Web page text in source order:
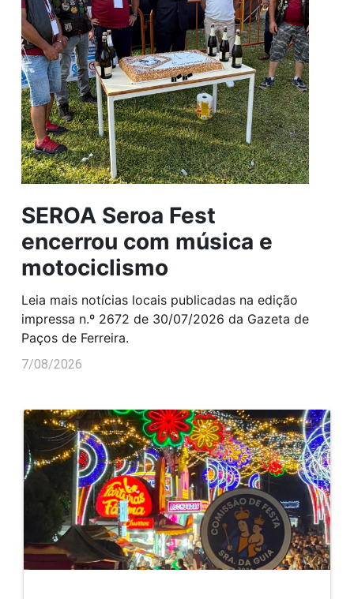
SEROA Seroa Fest
encerrou com música e
motociclismo
Leia mais notícias locais publicadas na edição
impressa n.º 2672 de 30/07/2026 da Gazeta de
Paços de Ferreira.
7/08/2026